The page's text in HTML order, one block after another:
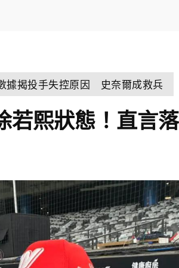
據揭投手失控原因 史奈爾成救兵
若熙狀態！直言